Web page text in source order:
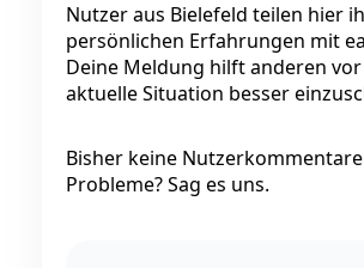
Nutzer aus Bielefeld teilen hier
persönlichen Erfahrungen mit
Deine Meldung hilft anderen
aktuelle Situation besser
Bisher keine
Probleme? Sag es uns.